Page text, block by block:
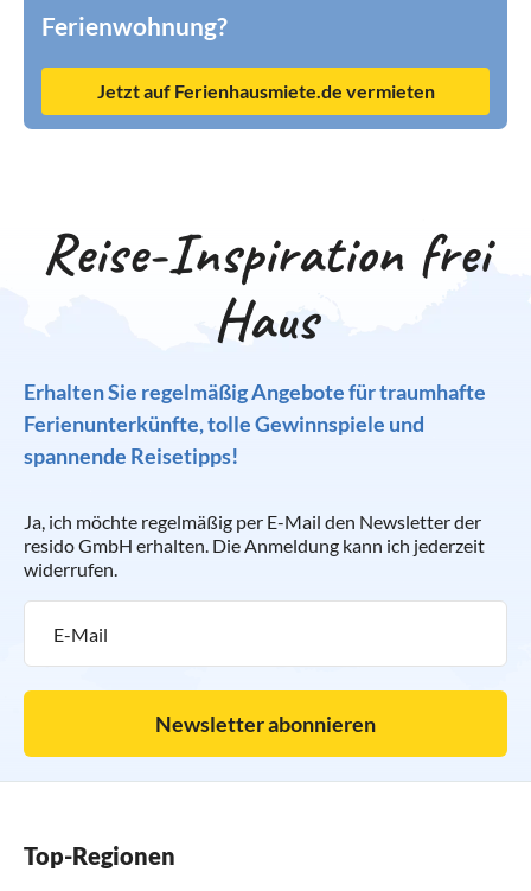
Ferienwohnung?
Jetzt auf Ferienhausmiete.de vermieten
Reise-Inspiration frei
Haus
Erhalten Sie regelmäßig Angebote für traumhafte
Ferienunterkünfte, tolle Gewinnspiele und
spannende Reisetipps!
Ja, ich möchte regelmäßig per E-Mail den Newsletter der
resido GmbH erhalten. Die Anmeldung kann ich jederzeit
widerrufen.
Newsletter abonnieren
Top-Regionen